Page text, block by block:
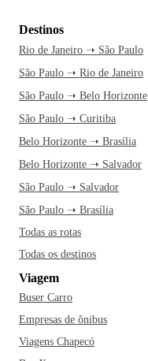
Destinos
Rio de Janeiro ➝ São Paulo
São Paulo ➝ Rio de Janeiro
São Paulo ➝ Belo Horizonte
São Paulo ➝ Curitiba
Belo Horizonte ➝ Brasília
Belo Horizonte ➝ Salvador
São Paulo ➝ Salvador
São Paulo ➝ Brasília
Todas as rotas
Todas os destinos
Viagem
Buser Carro
Empresas de ônibus
Viagens Chapecó